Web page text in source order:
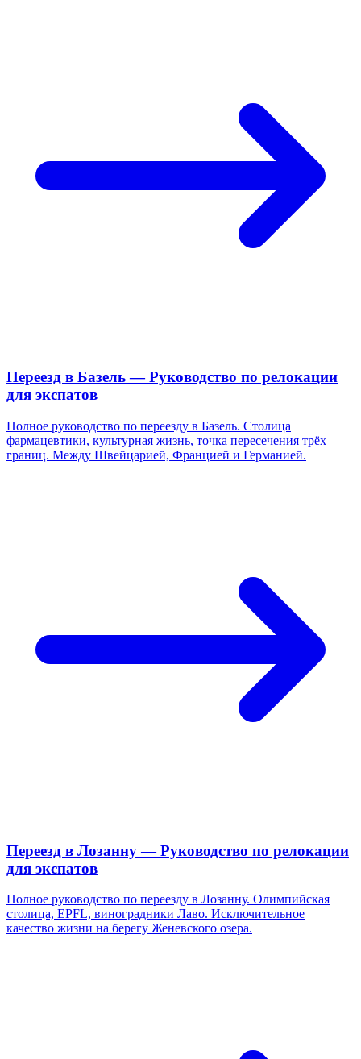
Переезд в Базель — Руководство по релокации
для экспатов
Полное руководство по переезду в Базель. Столица
фармацевтики, культурная жизнь, точка пересечения трёх
границ. Между Швейцарией, Францией и Германией.
Переезд в Лозанну — Руководство по релокации
для экспатов
Полное руководство по переезду в Лозанну. Олимпийская
столица, EPFL, виноградники Лаво. Исключительное
качество жизни на берегу Женевского озера.